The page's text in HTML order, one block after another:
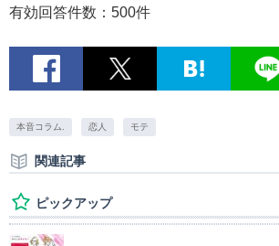
有効回答件数：500件
本音コラム. 恋人 モテ
関連記事
ピックアップ